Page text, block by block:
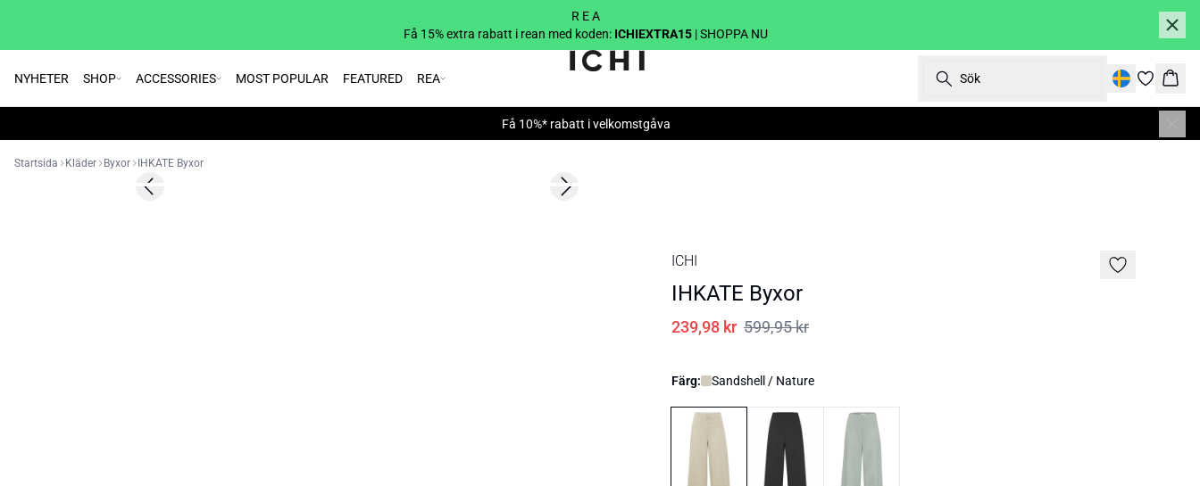
R E A
Få 15% extra rabatt i rean med koden: ICHIEXTRA15 | SHOPPA NU
NYHETER SHOP ACCESSORIES MOST POPULAR FEATURED REA Sök
Korg
Få 10%* rabatt i velkomstgåva
Startsida Kläder Byxor IHKATE Byxor
SALE | 60%
Previous slide Next slide
ICHI
IHKATE Byxor
239,98 kr 599,95 kr
Färg: Sandshell / Nature